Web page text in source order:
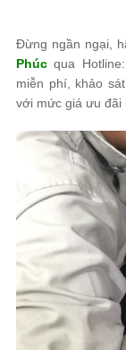
Đừng ngần ngại,
Phúc qua Hotline:
miễn phí, khảo
với mức giá ưu đãi